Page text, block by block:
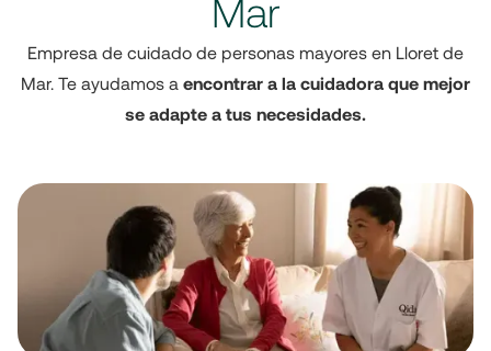
Mar
Empresa de cuidado de personas mayores en Lloret de
Mar. Te ayudamos a encontrar a la cuidadora que mejor
se adapte a tus necesidades.